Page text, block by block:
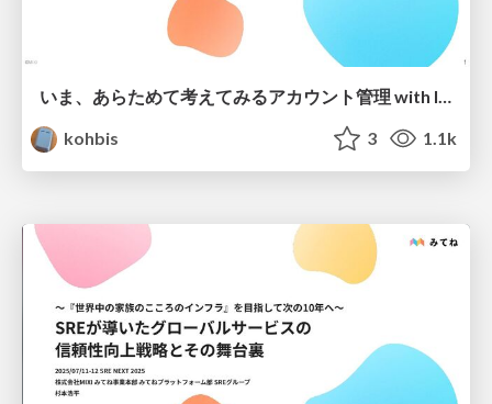
いま、あらためて考えてみるアカウント管理 with IaC / Account management with IaC
kohbis
3 1.1k